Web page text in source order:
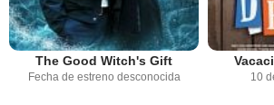
The Good Witch's Gift
Fecha de estreno desconocida 10